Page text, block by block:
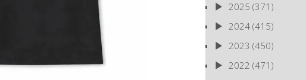
2025 (371)
2024(415)
2023 (450)
2022 (471)